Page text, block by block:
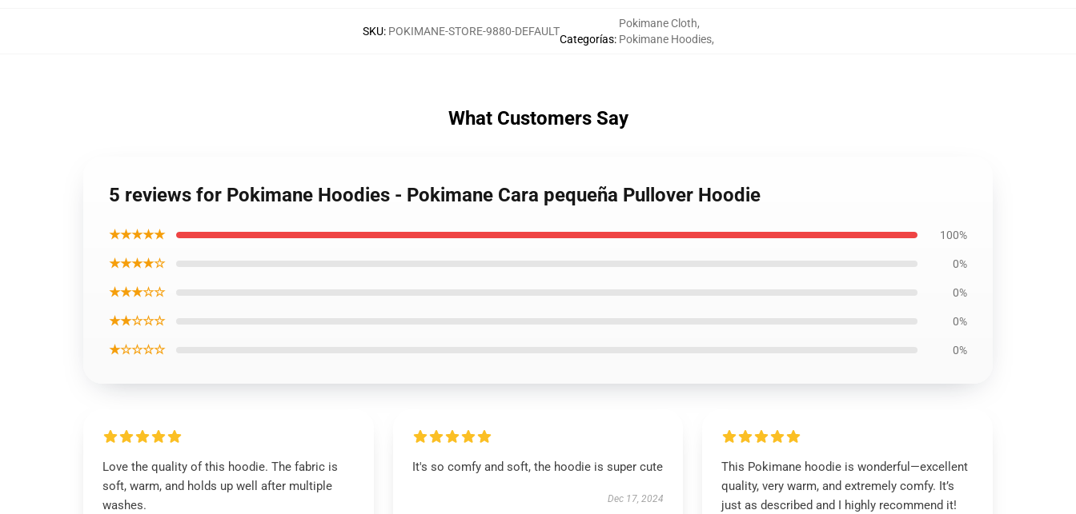
SKU: POKIMANE-STORE-9880-DEFAULT
Categorías:
Pokimane Cloth,
Pokimane Hoodies,
What Customers Say
5 reviews for Pokimane Hoodies - Pokimane Cara pequeña Pullover Hoodie
★★★★★ 100%
★★★★☆ 0%
★★★☆☆ 0%
★★☆☆☆ 0%
★☆☆☆☆ 0%
Love the quality of this hoodie. The fabric is
soft, warm, and holds up well after multiple
washes.
It's so comfy and soft, the hoodie is super cute
Dec 17, 2024
This Pokimane hoodie is wonderful—excellent
quality, very warm, and extremely comfy. It’s
just as described and I highly recommend it!